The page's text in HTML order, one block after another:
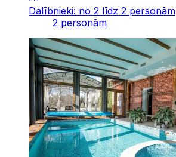
Dalībnieki: no 2 līdz 2 personām
2 personām